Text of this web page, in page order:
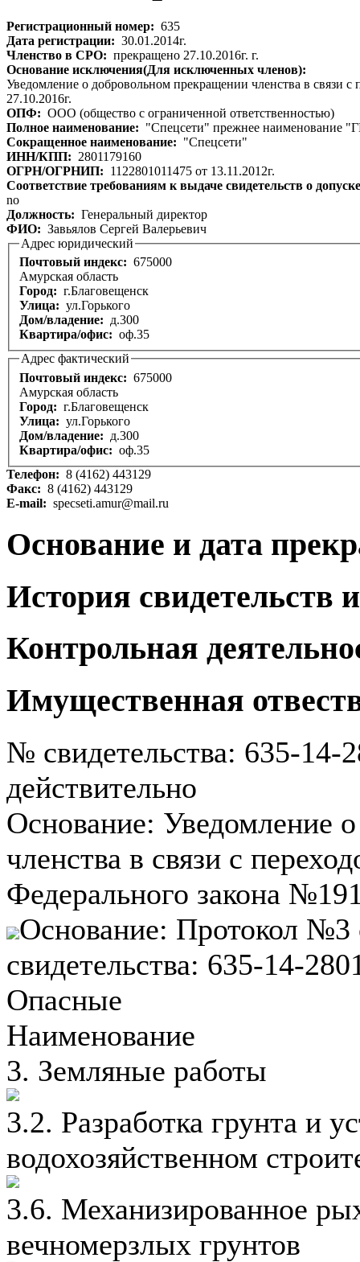
Регистрационный номер: 635
Дата регистрации: 30.01.2014г.
Членство в СРО: прекращено 27.10.2016г. г.
Основание исключения(Для исключенных членов):
Уведомление о добровольном прекращении членства в связи
27.10.2016г.
ОПФ: ООО (общество с ограниченной ответственностью)
Полное наименование: "Спецсети" прежнее наименование
Сокращенное наименование: "Спецсети"
ИНН/КПП: 2801179160
ОГРН/ОГРНИП: 1122801011475 от 13.11.2012г.
Соответствие требованиям к выдаче свидетельств о
no
Должность: Генеральный директор
ФИО: Завьялов Сергей Валерьевич
Адрес юридический
Почтовый индекс: 675000
Амурская область
Город: г.Благовещенск
Улица: ул.Горького
Дом/владение: д.300
Квартира/офис: оф.35
Адрес фактический
Почтовый индекс: 675000
Амурская область
Город: г.Благовещенск
Улица: ул.Горького
Дом/владение: д.300
Квартира/офис: оф.35
Телефон: 8 (4162) 443129
Факс: 8 (4162) 443129
E-mail: specseti.amur@mail.ru
Основание и дата
История свидетельств
Контрольная
Имущественная
№ свидетельства: 635-
действительно
Основание: Уведомление
членства в связи с
Федерального закона
Основание: Протокол №3
свидетельства: 635-14-
Опасные
Наименование
3. Земляные работы
3.2. Разработка грунта и
водохозяйственном
3.6. Механизированное
вечномерзлых грунтов